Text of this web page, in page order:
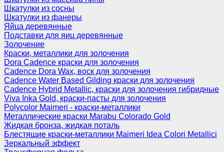
Шкатулки из сосны
Шкатулки из фанеры
Яйца деревянные
Подставки для яиц деревянные
Золочение
Краски, металлики для золочения
Dora Cadence краски для золочения
Cadence Dora Wax, воск для золочения
Cadence Water Based Gilding краски для золочения
Cadence Hybrid Metallic, краски для золочения гибридные
Viva Inka Gold, краски-пасты для золочения
Polycolor Maimeri - краски-металлики
Металлические краски Marabu Colorado Gold
Жидкая бронза, жидкая поталь
Блестящие краски-металлики Maimeri Idea Colori Metallici
Зеркальный эффект